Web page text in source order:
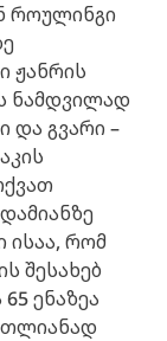
როულინგი
ჟანრის
ნამდვილად
და გვარი –
ისაა, რომ
შესახებ
ენაზეა